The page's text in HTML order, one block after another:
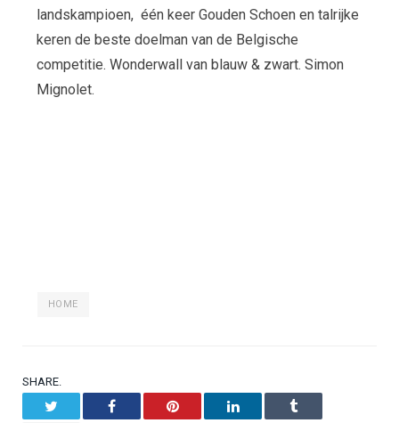
landskampioen, één keer Gouden Schoen en talrijke
keren de beste doelman van de Belgische
competitie. Wonderwall van blauw & zwart. Simon
Mignolet.
HOME
SHARE.
Facebook Pinterest LinkedIn Tumblr